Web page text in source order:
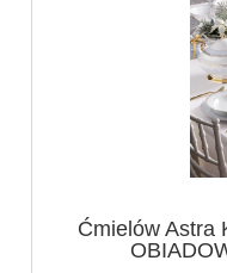
Ćmielów Astra